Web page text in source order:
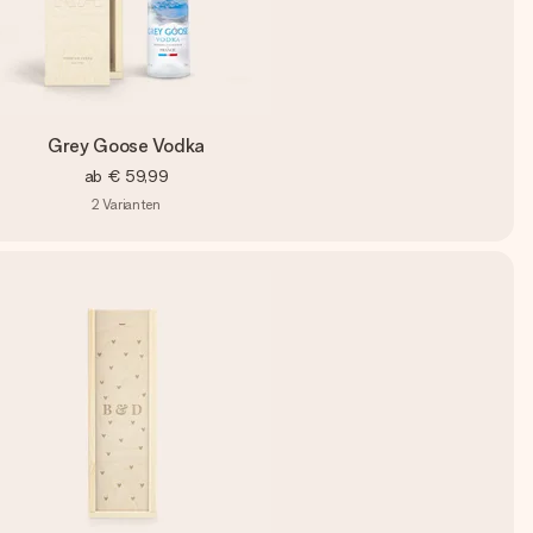
Grey Goose Vodka
ab € 59,99
2 Varianten